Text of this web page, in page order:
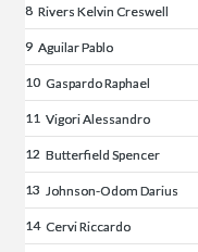
8 Rivers Kelvin Creswell
9 Aguilar Pablo
10 Gaspardo Raphael
11 Vigori Alessandro
12 Butterfield Spencer
13 Johnson-Odom Darius
14 Cervi Riccardo